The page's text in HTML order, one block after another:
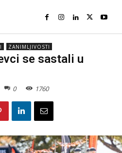
ZANIMLJIVOSTI
se sastali u
0 1760